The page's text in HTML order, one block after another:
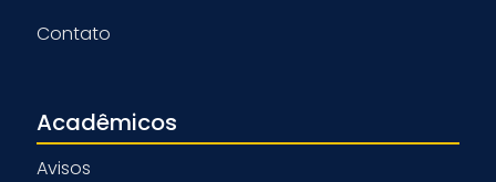
Contato
Acadêmicos
Avisos